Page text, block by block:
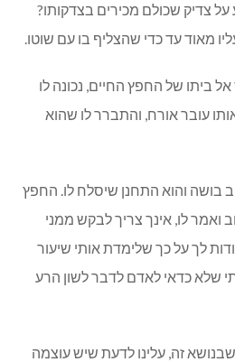
צדיק שכולם מכירים בצדקותו?
מאוד עד כדי שהצליף בו עם שוטו.
ביתו של החפץ החיים, נכונה לו
עובר אורח, והתברר לו שהוא
בושה והוא התחנן שיסלח לו. החפץ
ואמר לו, אינך צריך לבקש ממני
לך על כך שלימדת אותי שיעור
שלא כדאי לאדם לדבר לשון הרע
זה, עלינו לדעת שיש עוצמה